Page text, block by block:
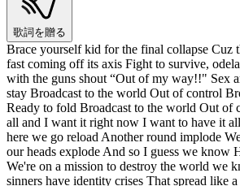
歌詞を贈る
Brace yourself kid for the final collapse Cuz
fast coming off its axis Fight to survive,
with the guns shout “Out of my way!!" Sex
stay Broadcast to the world Out of control
Ready to fold Broadcast to the world Out of
all and I want it right now I want to have it
here we go reload Another round implode
our heads explode And so I guess we know
We're on a mission to destroy the world we
sinners have identity crises That spread like